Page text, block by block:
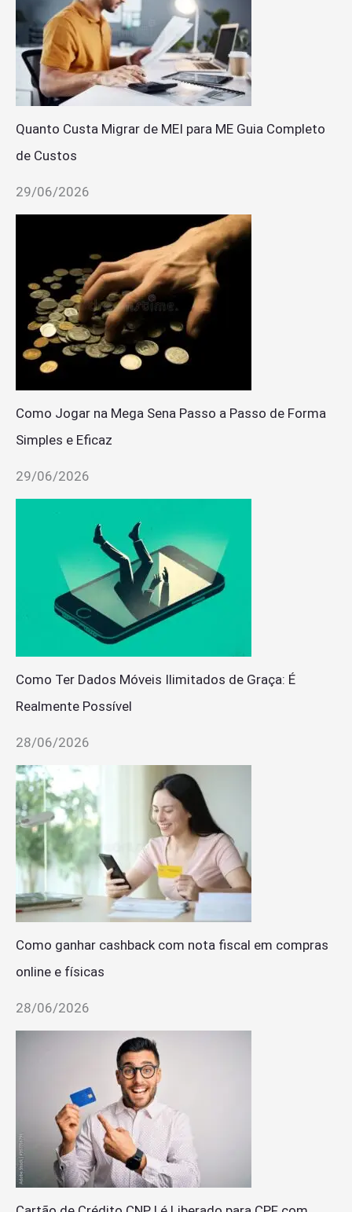
Quanto Custa Migrar de MEI para ME Guia Completo
de Custos
29/06/2026
Como Jogar na Mega Sena Passo a Passo de Forma
Simples e Eficaz
29/06/2026
Como Ter Dados Móveis Ilimitados de Graça: É
Realmente Possível
28/06/2026
Como ganhar cashback com nota fiscal em compras
online e físicas
28/06/2026